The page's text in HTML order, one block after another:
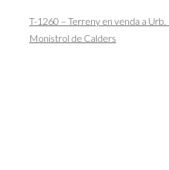
T-1260 – Terreny en venda a Urb.
Monistrol de Calders